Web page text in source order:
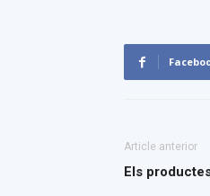
Article anterior
Els